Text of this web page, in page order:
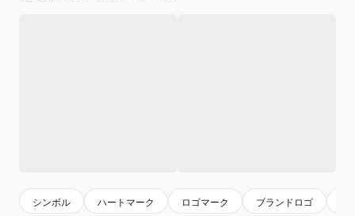
シンボル ハートマーク ロゴマーク ブランドロゴ